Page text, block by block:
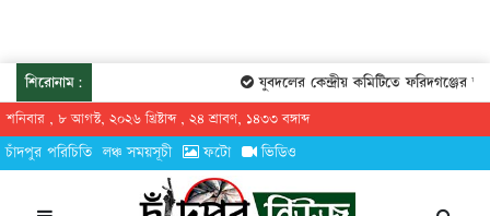
শিরোনাম: যুবদলের কেন্দ্রীয় কমিটিতে ফরিদগঞ্জের
শনিবার , ৮ আগস্ট, ২০২৬ খ্রিষ্টাব্দ , ২৪ শ্রাবণ, ১৪৩৩ বঙ্গাব্দ
চাঁদপুর পরিচিতি লঞ্চ সময়সূচী ফটো ভিডিও